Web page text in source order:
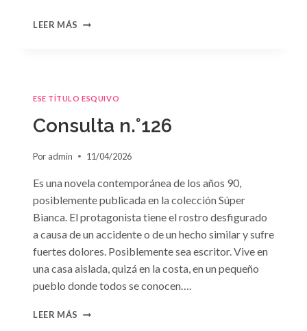
LEER MÁS CONSULTA
ESE TÍTULO ESQUIVO
Consulta n.°126
Por admin 11/04/2026
Es una novela contemporánea de los años 90,
posiblemente publicada en la colección Súper
Bianca. El protagonista tiene el rostro desfigurado
a causa de un accidente o de un hecho similar y sufre
fuertes dolores. Posiblemente sea escritor. Vive en
una casa aislada, quizá en la costa, en un pequeño
pueblo donde todos se conocen….
LEER MÁS CONSULTA